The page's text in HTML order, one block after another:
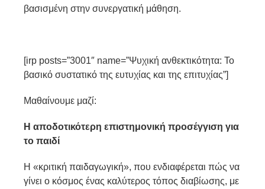
βασισμένη στην συνεργατική μάθηση.
[irp posts=”3001″ name=”Ψυχική ανθεκτικότητα: Το
βασικό συστατικό της ευτυχίας και της επιτυχίας”]
Μαθαίνουμε μαζί:
Η αποδοτικότερη επιστημονική προσέγγιση για
το παιδί
Η «κριτική παιδαγωγική», που ενδιαφέρεται πώς να
γίνει ο κόσμος ένας καλύτερος τόπος διαβίωσης, με